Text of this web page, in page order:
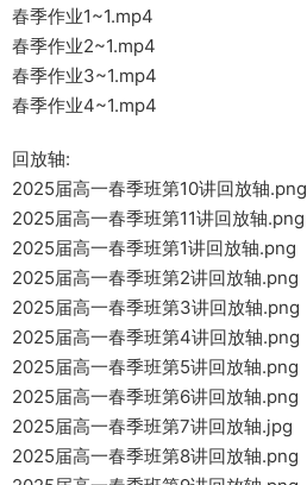
春季作业1~1.mp4
春季作业2~1.mp4
春季作业3~1.mp4
春季作业4~1.mp4
回放轴:
2025届高一春季班第10讲回放轴.png
2025届高一春季班第11讲回放轴.png
2025届高一春季班第1讲回放轴.png
2025届高一春季班第2讲回放轴.png
2025届高一春季班第3讲回放轴.png
2025届高一春季班第4讲回放轴.png
2025届高一春季班第5讲回放轴.png
2025届高一春季班第6讲回放轴.png
2025届高一春季班第7讲回放轴.jpg
2025届高一春季班第8讲回放轴.png